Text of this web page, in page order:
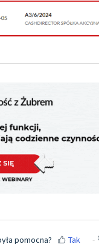
pomocna? Tak